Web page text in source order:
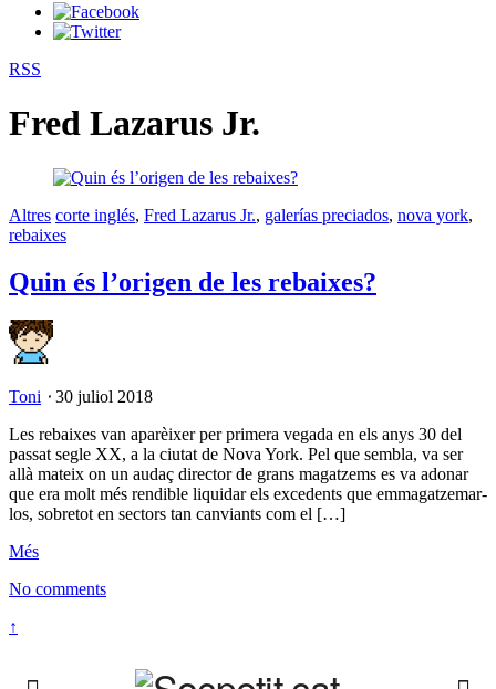
RSS
Fred Lazarus Jr.
Altres corte inglés, Fred Lazarus Jr., galerías preciados, nova york,
rebaixes
Quin és l’origen de les rebaixes?
Toni ⋅ 30 juliol 2018
Les rebaixes van aparèixer per primera vegada en els anys 30 del
passat segle XX, a la ciutat de Nova York. Pel que sembla, va ser
allà mateix on un audaç director de grans magatzems es va adonar
que era molt més rendible liquidar els excedents que emmagatzemar-
los, sobretot en sectors tan canviants com el […]
Més
No comments
↑